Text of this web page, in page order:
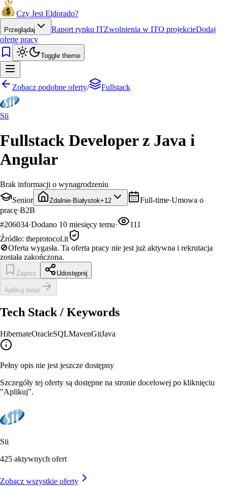
Czy Jest Eldorado?
Przeglądaj Raport rynku ITZwolnienia w ITO projekcieDodaj
ofertę pracy
Toggle theme
Zobacz podobne oferty/ Fullstack
Sii
Fullstack Developer z Java i
Angular
Brak informacji o wynagrodzeniu
Senior
Zdalnie· Białystok+12 Full-time·Umowa o
pracę·B2B
#206034·Dodano 10 miesięcy temu·
111
Źródło: theprotocol.it
🚫Oferta wygasła. Ta oferta pracy nie jest już aktywna i rekrutacja
została zakończona.
Zapisz Udostępnij
Aplikuj teraz
Tech Stack / Keywords
HibernateOracleSQLMavenGitJava
Pełny opis nie jest jeszcze dostępny
Szczegóły tej oferty są dostępne na stronie docelowej po kliknięciu
"Aplikuj".
Sii
425 aktywnych ofert
Zobacz wszystkie oferty